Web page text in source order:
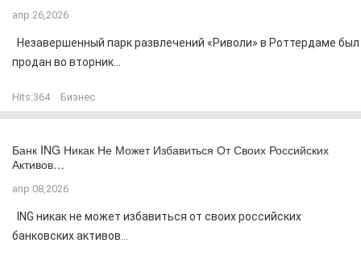
апр 26,2026
Незавершенный парк развлечений «Риволи» в Роттердаме был
продан во вторник...
Hits:364 Бизнес
Банк ING Никак Не Может Избавиться От Своих Российских
Активов…
апр 08,2026
ING никак не может избавиться от своих российских
банковских активов...